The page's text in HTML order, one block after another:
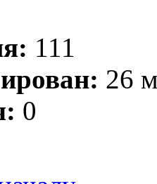
111
26
0